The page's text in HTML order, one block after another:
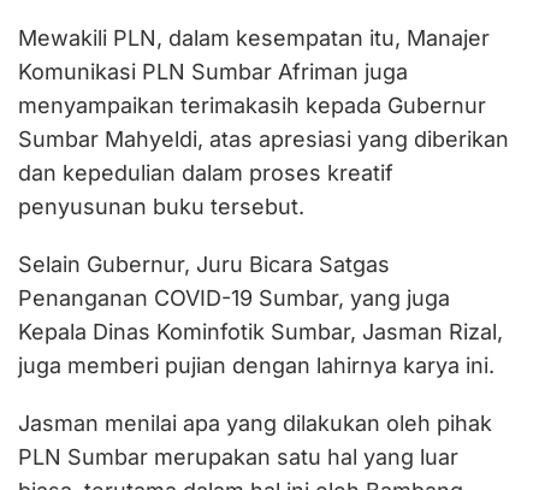
Mewakili PLN, dalam kesempatan itu, Manajer
Komunikasi PLN Sumbar Afriman juga
menyampaikan terimakasih kepada Gubernur
Sumbar Mahyeldi, atas apresiasi yang diberikan
dan kepedulian dalam proses kreatif
penyusunan buku tersebut.
Selain Gubernur, Juru Bicara Satgas
Penanganan COVID-19 Sumbar, yang juga
Kepala Dinas Kominfotik Sumbar, Jasman Rizal,
juga memberi pujian dengan lahirnya karya ini.
Jasman menilai apa yang dilakukan oleh pihak
PLN Sumbar merupakan satu hal yang luar